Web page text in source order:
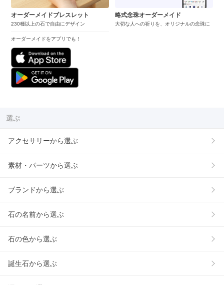
オーダーメイドブレスレット
230種以上の石で自由にデザイン
オーダーメイドをアプリでも！
略式念珠オーダーメイド
大切な人への祈りを、オリジナルの念珠に
選ぶ
アクセサリーから選ぶ
素材・パーツから選ぶ
ブランドから選ぶ
石の名前から選ぶ
石の色から選ぶ
誕生石から選ぶ